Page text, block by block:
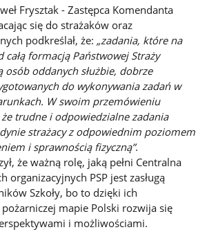
Frysztak - Zastępca Komendanta
się do strażaków oraz
podkreślał, że: „zadania, które na
formacją Państwowej Straży
osób oddanych służbie, dobrze
do wykonywania zadań w
W swoim przemówieniu
trudne i odpowiedzialne zadania
strażacy z odpowiednim poziomem
i sprawnością fizyczną”.
że ważną rolę, jaką pełni Centralna
organizacyjnych PSP jest zasługą
Szkoły, bo to dzięki ich
mapie Polski rozwija się
i możliwościami.